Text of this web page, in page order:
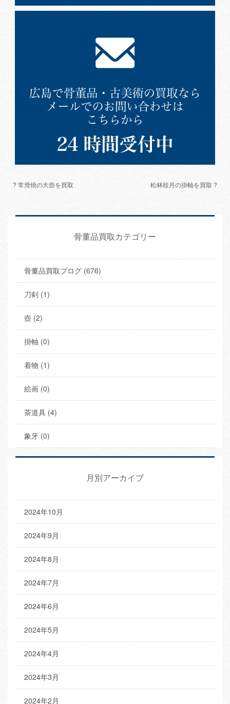
? 常滑焼の大壺を買取 松林桂月の掛軸を買取 ?
骨董品買取カテゴリー
骨董品買取ブログ (676)
刀剣 (1)
壺 (2)
掛軸 (0)
着物 (1)
絵画 (0)
茶道具 (4)
象牙 (0)
月別アーカイブ
2024年10月
2024年9月
2024年8月
2024年7月
2024年6月
2024年5月
2024年4月
2024年3月
2024年2月